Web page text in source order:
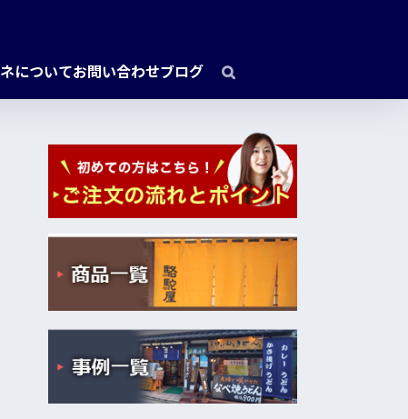
についてお問い合わせブログ